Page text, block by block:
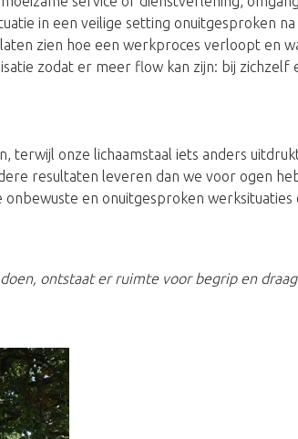
in een veilige setting onuitgesproken
zien hoe een werkproces verloopt en
zodat er meer flow kan zijn: bij zichzelf
terwijl onze lichaamstaal iets anders
resultaten leveren dan we voor ogen
en onuitgesproken
ontstaat er ruimte voor begrip en